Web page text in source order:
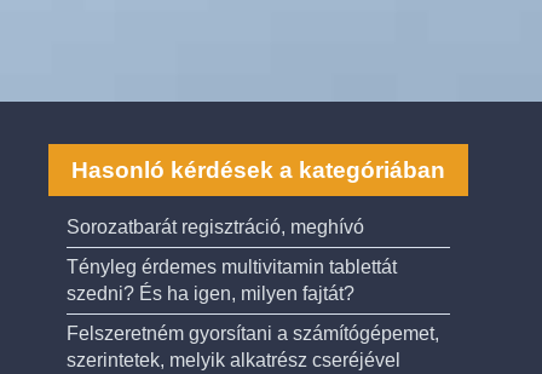
Hasonló kérdések a kategóriában
Sorozatbarát regisztráció, meghívó
Tényleg érdemes multivitamin tablettát
szedni? És ha igen, milyen fajtát?
Felszeretném gyorsítani a számítógépemet,
szerintetek, melyik alkatrész cseréjével